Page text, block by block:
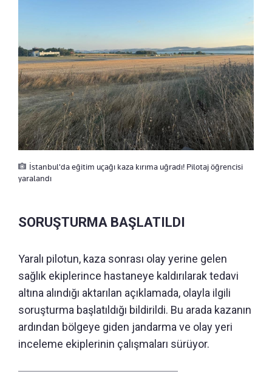
İstanbul'da eğitim uçağı kaza kırıma uğradı! Pilotaj öğrencisi
yaralandı
SORUŞTURMA BAŞLATILDI
Yaralı pilotun, kaza sonrası olay yerine gelen
sağlık ekiplerince hastaneye kaldırılarak tedavi
altına alındığı aktarılan açıklamada, olayla ilgili
soruşturma başlatıldığı bildirildi. Bu arada kazanın
ardından bölgeye giden jandarma ve olay yeri
inceleme ekiplerinin çalışmaları sürüyor.